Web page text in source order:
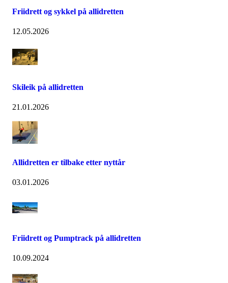
Friidrett og sykkel på allidretten
12.05.2026
Skileik på allidretten
21.01.2026
Allidretten er tilbake etter nyttår
03.01.2026
Friidrett og Pumptrack på allidretten
10.09.2024